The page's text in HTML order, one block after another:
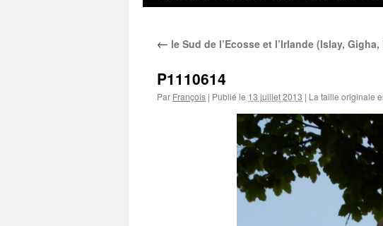
← le Sud de l’Ecosse et l’Irlande (Islay,
P1110614
Par François | Publié le 13 juillet 2013 | La taille originale